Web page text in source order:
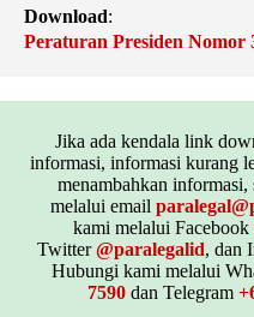
Download:
Peraturan Presiden Nomor
Jika ada kendala link
informasi, informasi kurang
menambahkan
melalui email
kami melalui Facebook
Twitter@paralegalid, dan
Hubungi kami melalui
7590dan Telegram